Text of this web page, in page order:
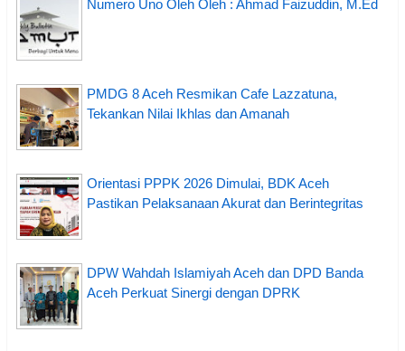
Numero Uno Oleh Oleh : Ahmad Faizuddin, M.Ed
PMDG 8 Aceh Resmikan Cafe Lazzatuna,
Tekankan Nilai Ikhlas dan Amanah
Orientasi PPPK 2026 Dimulai, BDK Aceh
Pastikan Pelaksanaan Akurat dan Berintegritas
DPW Wahdah Islamiyah Aceh dan DPD Banda
Aceh Perkuat Sinergi dengan DPRK